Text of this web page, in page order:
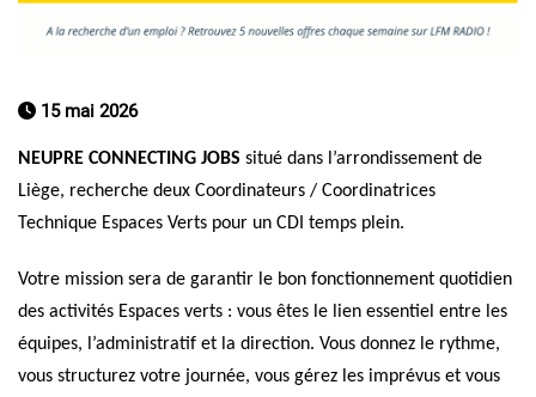
15 mai 2026
NEUPRE CONNECTING JOBS situé dans l’arrondissement de
Liège, recherche deux Coordinateurs / Coordinatrices
Technique Espaces Verts pour un CDI temps plein.
Votre mission sera de garantir le bon fonctionnement quotidien
des activités Espaces verts : vous êtes le lien essentiel entre les
équipes, l’administratif et la direction. Vous donnez le rythme,
vous structurez votre journée, vous gérez les imprévus et vous